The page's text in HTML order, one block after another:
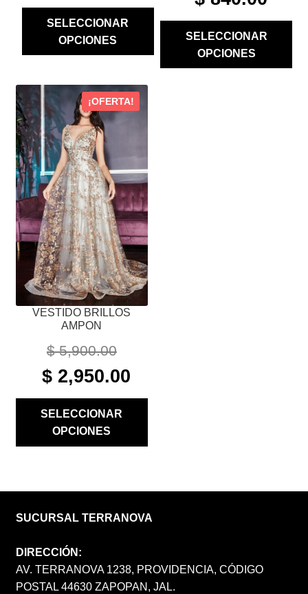
$ 1,780.00.
SELECCIONAR
OPCIONES
PRICE
$ 2,100.00.
$
SELECCIONAR
OPCIONES
VESTIDO BRILLOS
AMPON
¡OFERTA!
$5,900.00
ORIGINAL
PRICE
$ 5,900.00.
$2,950.00CURRENT
SELECCIONAR
OPCIONES
ESTE
PRODUCTO
TIENE
MÚLTIPLES
VARIANTES.
LAS
OPCIONES
SE
PUEDEN
ELEGIR
LA
PÁGINA
SUCURSAL TERRANOVA
DIRECCIÓN:
AV. TERRANOVA 1238, PROVIDENCIA, CÓDIGO
POSTAL 44630 ZAPOPAN, JAL.